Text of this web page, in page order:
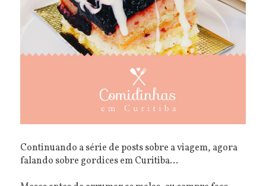
Continuando a série de posts sobre a viagem, agora
falando sobre gordices em Curitiba...